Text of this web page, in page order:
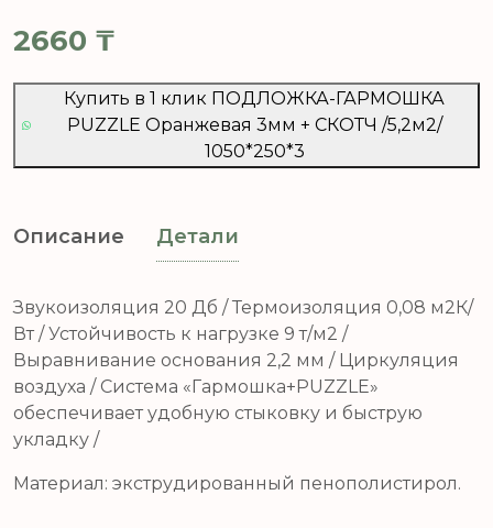
2660 ₸
Купить в 1 клик ПОДЛОЖКА-ГАРМОШКА
PUZZLE Оранжевая 3мм + СКОТЧ /5,2м2/
1050*250*3
Описание Детали
Звукоизоляция 20 Дб / Термоизоляция 0,08 м2К/
Вт / Устойчивость к нагрузке 9 т/м2 /
Выравнивание основания 2,2 мм / Циркуляция
воздуха / Система «Гармошка+PUZZLE»
обеспечивает удобную стыковку и быструю
укладку /
Материал: экструдированный пенополистирол.